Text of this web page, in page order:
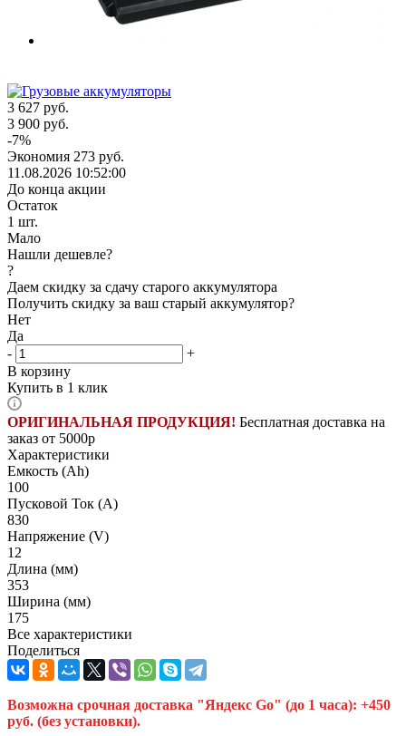
3 627 руб.
3 900 руб.
-7%
Экономия 273 руб.
11.08.2026 10:52:00
До конца акции
Остаток
1 шт.
Мало
Нашли дешевле?
?
Даем скидку за сдачу старого аккумулятора
Получить скидку за ваш старый аккумулятор?
Нет
Да
-
+
В корзину
Купить в 1 клик
ОРИГИНАЛЬНАЯ ПРОДУКЦИЯ! Бесплатная доставка на
заказ от 5000р
Характеристики
Емкость (Ah)
100
Пусковой Ток (A)
830
Напряжение (V)
12
Длина (мм)
353
Ширина (мм)
175
Все характеристики
Поделиться
Возможна срочная доставка "Яндекс Go" (до 1 часа): +450
руб. (без установки).